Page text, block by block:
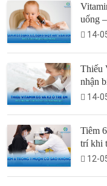
uống
14-
Thiếu
nhận
14-
Tiêm
trí khi
12-